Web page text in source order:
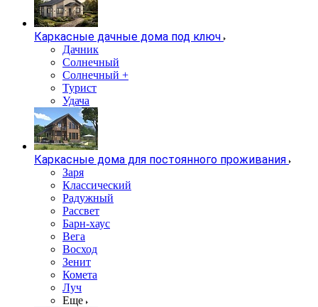
Каркасные дачные дома под ключ
Дачник
Солнечный
Солнечный +
Турист
Удача
Каркасные дома для постоянного проживания
Заря
Классический
Радужный
Рассвет
Барн-хаус
Вега
Восход
Зенит
Комета
Луч
Еще